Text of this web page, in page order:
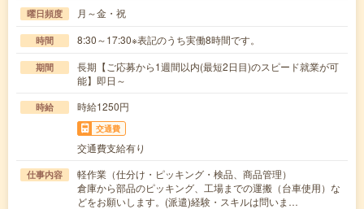
曜日頻度 月～金・祝
時間 8:30～17:30※表記のうち実働8時間です。
期間
長期【ご応募から1週間以内(最短2日目)のスピード就業が可
能】即日～
時給 時給1250円
交通費
交通費支給有り
仕事内容
軽作業（仕分け・ピッキング・検品、商品管理）
倉庫から部品のピッキング、工場までの運搬（台車使用）な
どをお願いします。(派遣)経験・スキルは問いま…